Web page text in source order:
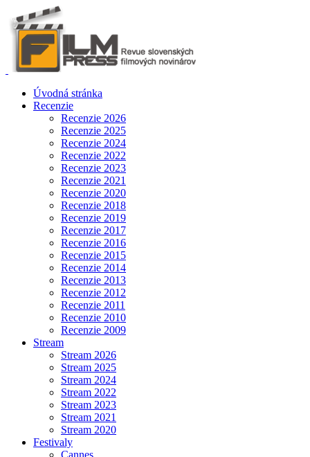
Úvodná stránka
Recenzie
Recenzie 2026
Recenzie 2025
Recenzie 2024
Recenzie 2022
Recenzie 2023
Recenzie 2021
Recenzie 2020
Recenzie 2018
Recenzie 2019
Recenzie 2017
Recenzie 2016
Recenzie 2015
Recenzie 2014
Recenzie 2013
Recenzie 2012
Recenzie 2011
Recenzie 2010
Recenzie 2009
Stream
Stream 2026
Stream 2025
Stream 2024
Stream 2022
Stream 2023
Stream 2021
Stream 2020
Festivaly
Cannes